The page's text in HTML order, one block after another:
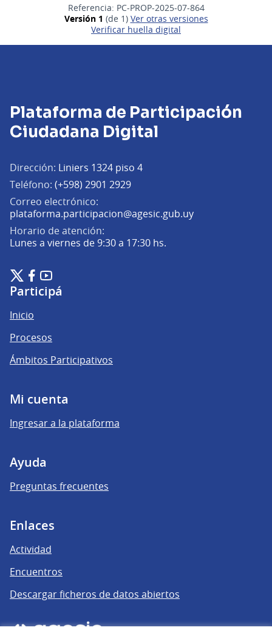
Referencia: PC-PROP-2025-07-864
Versión 1 (de 1)
ver otras versiones
Verificar huella digital
Plataforma de Participación
Ciudadana Digital
Dirección: Liniers 1324 piso 4
Teléfono: (+598) 2901 2929
Correo electrónico:
plataforma.participacion@agesic.gub.uy(Abrir en una
Horario de atención:
Lunes a viernes de 9:30 a 17:30 hs.
Plataforma de Participación Ciudadana Digital en X
(Enlace externo)
Plataforma de Participación Ciudadana Digital en Facebook
(Enlace externo)
Plataforma de Participación Ciudadana Digital en
(Enlace externo)
Participá
Inicio
Procesos
Ámbitos Participativos
Mi cuenta
Ingresar a la plataforma
Ayuda
Preguntas frecuentes
Enlaces
Actividad
Encuentros
Descargar ficheros de datos abiertos